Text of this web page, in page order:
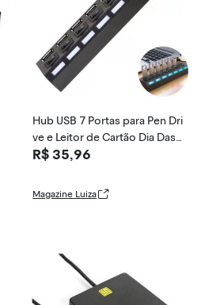
Hub USB 7 Portas para Pen Dri
ve e Leitor de Cartão Dia Das
Mães - ATEN
R$ 35,96
Magazine Luiza